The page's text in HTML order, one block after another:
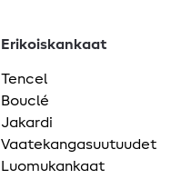
Erikoiskankaat
Tencel
Bouclé
Jakardi
Vaatekangasuutuudet
Luomukankaat